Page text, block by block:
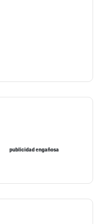
publicidad engañosa